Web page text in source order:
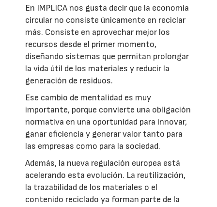
En IMPLICA nos gusta decir que la economía
circular no consiste únicamente en reciclar
más. Consiste en aprovechar mejor los
recursos desde el primer momento,
diseñando sistemas que permitan prolongar
la vida útil de los materiales y reducir la
generación de residuos.
Ese cambio de mentalidad es muy
importante, porque convierte una obligación
normativa en una oportunidad para innovar,
ganar eficiencia y generar valor tanto para
las empresas como para la sociedad.
Además, la nueva regulación europea está
acelerando esta evolución. La reutilización,
la trazabilidad de los materiales o el
contenido reciclado ya forman parte de la